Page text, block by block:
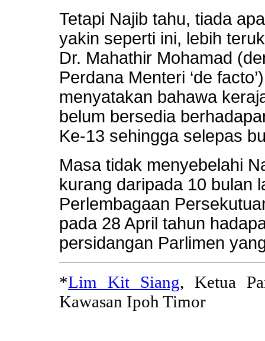
Tetapi Najib tahu, tiada
yakin seperti ini, lebih
Dr. Mahathir Mohamad
Perdana Menteri ‘de
menyatakan bahawa
belum bersedia
Ke-13 sehingga selepas
Masa tidak menyebelahi
kurang daripada 10 bulan
Perlembagaan
pada 28 April tahun
persidangan Parlimen
*Lim Kit Siang, Ketua
Kawasan Ipoh Timor